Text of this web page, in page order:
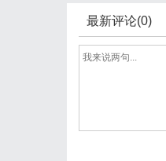
最新评论(0)